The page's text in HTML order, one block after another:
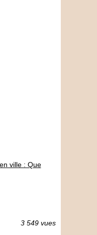
ville : Que
3 549 vues